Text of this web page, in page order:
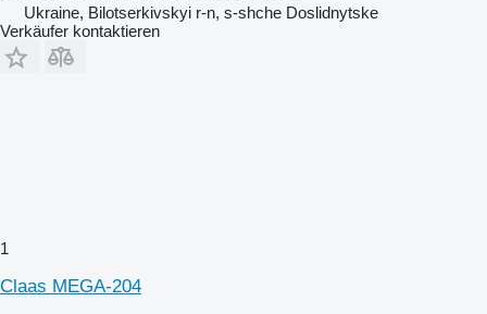
Ukraine, Bilotserkivskyi r-n, s-shche Doslidnytske
Verkäufer kontaktieren
1
Claas MEGA-204